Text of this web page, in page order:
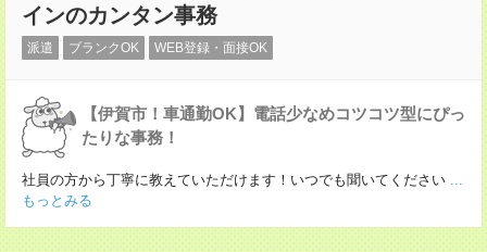
インのカンタン事務
派遣 ブランクOK WEB登録・面接OK
【伊賀市！車通勤OK】電話少なめコツコツ型にぴっ
たりな事務！
社員の方から丁寧に教えていただけます！いつでも聞いてください ...
もっとみる